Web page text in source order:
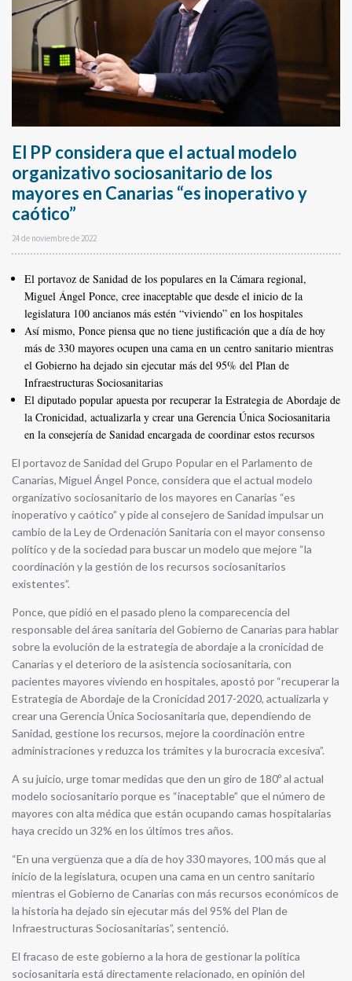
El PP considera que el actual modelo
organizativo sociosanitario de los
mayores en Canarias “es inoperativo y
caótico”
24 de noviembre de 2022
El portavoz de Sanidad de los populares en la Cámara regional,
Miguel Ángel Ponce, cree inaceptable que desde el inicio de la
legislatura 100 ancianos más estén “viviendo” en los hospitales
Así mismo, Ponce piensa que no tiene justificación que a día de hoy
más de 330 mayores ocupen una cama en un centro sanitario mientras
el Gobierno ha dejado sin ejecutar más del 95% del Plan de
Infraestructuras Sociosanitarias
El diputado popular apuesta por recuperar la Estrategia de Abordaje de
la Cronicidad, actualizarla y crear una Gerencia Única Sociosanitaria
en la consejería de Sanidad encargada de coordinar estos recursos
El portavoz de Sanidad del Grupo Popular en el Parlamento de
Canarias, Miguel Ángel Ponce, considera que el actual modelo
organizativo sociosanitario de los mayores en Canarias “es
inoperativo y caótico” y pide al consejero de Sanidad impulsar un
cambio de la Ley de Ordenación Sanitaria con el mayor consenso
político y de la sociedad para buscar un modelo que mejore “la
coordinación y la gestión de los recursos sociosanitarios
existentes”.
Ponce, que pidió en el pasado pleno la comparecencia del
responsable del área sanitaria del Gobierno de Canarias para hablar
sobre la evolución de la estrategia de abordaje a la cronicidad de
Canarias y el deterioro de la asistencia sociosanitaria, con
pacientes mayores viviendo en hospitales, apostó por “recuperar la
Estrategia de Abordaje de la Cronicidad 2017-2020, actualizarla y
crear una Gerencia Única Sociosanitaria que, dependiendo de
Sanidad, gestione los recursos, mejore la coordinación entre
administraciones y reduzca los trámites y la burocracia excesiva”.
A su juicio, urge tomar medidas que den un giro de 180º al actual
modelo sociosanitario porque es “inaceptable” que el número de
mayores con alta médica que están ocupando camas hospitalarias
haya crecido un 32% en los últimos tres años.
“En una vergüenza que a día de hoy 330 mayores, 100 más que al
inicio de la legislatura, ocupen una cama en un centro sanitario
mientras el Gobierno de Canarias con más recursos económicos de
la historia ha dejado sin ejecutar más del 95% del Plan de
Infraestructuras Sociosanitarias”, sentenció.
El fracaso de este gobierno a la hora de gestionar la política
sociosanitaria está directamente relacionado, en opinión del